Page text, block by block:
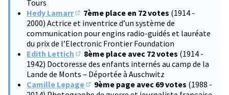
Tours
Hedy Lamarr
(S'ouvre dans un nouvel onglet)
7ème place en 72 votes (1914 -
2000) Actrice et inventrice d’un système de
communication pour engins radio-guidés et lauréate
du prix de l’Electronic Frontier Foundation
Edith Lettich
(S'ouvre dans un nouvel onglet)
8ème place avec 72 votes (1914 -
1942) Doctoresse des enfants internés au camp de la
Lande de Monts – Déportée à Auschwitz
Camille Lepage
(S'ouvre dans un nouvel onglet)
9ème page avec 69 votes (1988 -